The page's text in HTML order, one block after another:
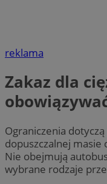
reklama
Zakaz dla
Ograniczenia
dopuszczalnej masie
Nie obejmują
wybrane rodzaje